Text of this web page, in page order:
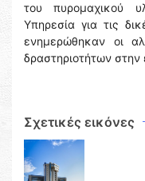
του πυρομαχικού
Υπηρεσία για τις
ενημερώθηκαν οι
δραστηριοτήτων στην
Σχετικές εικόνες